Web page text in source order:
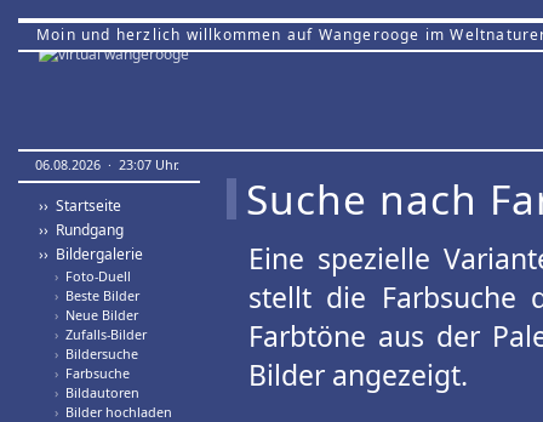
Moin und herzlich willkommen auf Wangerooge im
06.08.2026 · 23:07 Uhr.
›› Startseite
›› Rundgang
›› Bildergalerie
› Foto-Duell
› Beste Bilder
› Neue Bilder
› Zufalls-Bilder
› Bildersuche
› Farbsuche
› Bildautoren
› Bilder hochladen
Suche nach
Eine spezielle
stellt die Farbsuche
Farbtöne aus der
Bilder angezeigt.